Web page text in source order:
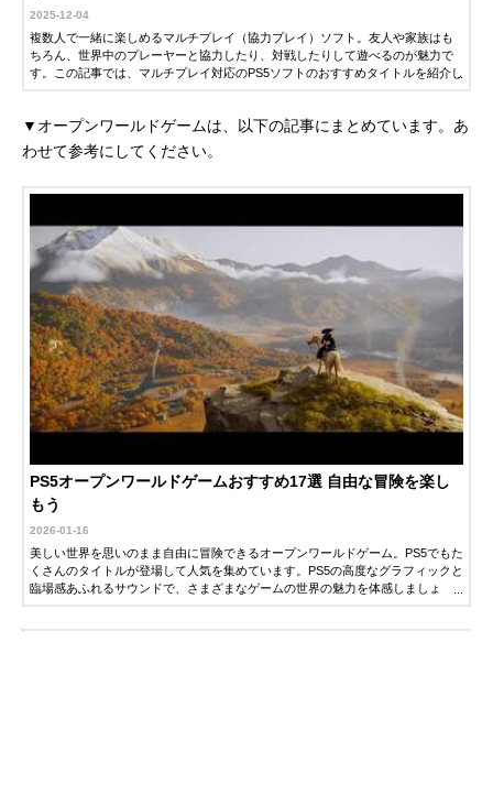
2025-12-04
複数人で一緒に楽しめるマルチプレイ（協力プレイ）ソフト。友人や家族はも
ちろん、世界中のプレーヤーと協力したり、対戦したりして遊べるのが魅力で
す。この記事では、マルチプレイ対応のPS5ソフトのおすすめタイトルを紹介し
▼オープンワールドゲームは、以下の記事にまとめています。あ
わせて参考にしてください。
PS5オープンワールドゲームおすすめ17選 自由な冒険を楽し
もう
2026-01-16
美しい世界を思いのまま自由に冒険できるオープンワールドゲーム。PS5でもた
くさんのタイトルが登場して人気を集めています。PS5の高度なグラフィックと
臨場感あふれるサウンドで、さまざまなゲームの世界の魅力を体感しましょ